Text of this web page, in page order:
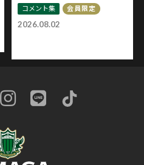
2026.08.02
コメント集 会員限定